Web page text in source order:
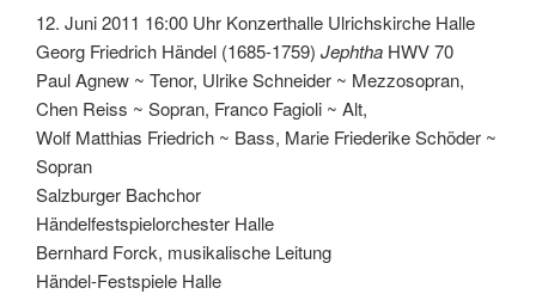
12. Juni 2011 16:00 Uhr Konzerthalle Ulrichskirche Halle
Georg Friedrich Händel (1685-1759) Jephtha HWV 70
Paul Agnew ~ Tenor, Ulrike Schneider ~ Mezzosopran,
Chen Reiss ~ Sopran, Franco Fagioli ~ Alt,
Wolf Matthias Friedrich ~ Bass, Marie Friederike Schöder ~
Sopran
Salzburger Bachchor
Händelfestspielorchester Halle
Bernhard Forck, musikalische Leitung
Händel-Festspiele Halle